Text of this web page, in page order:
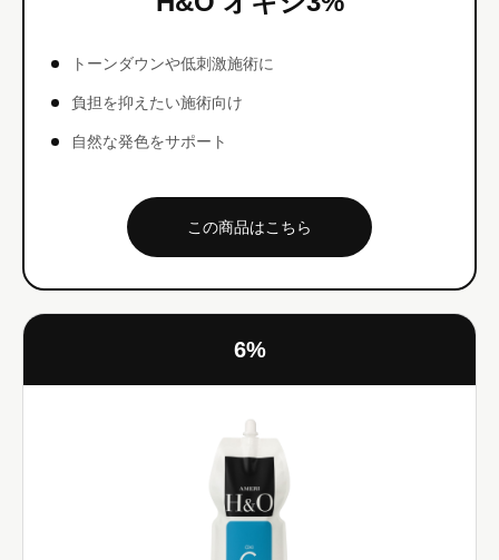
トーンダウンや低刺激施術に
負担を抑えたい施術向け
自然な発色をサポート
この商品はこちら
6%